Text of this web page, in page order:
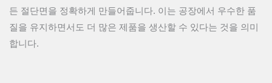
든 절단면을 정확하게 만들어줍니다. 이는 공장에서 우수한 품
질을 유지하면서도 더 많은 제품을 생산할 수 있다는 것을 의미
합니다.